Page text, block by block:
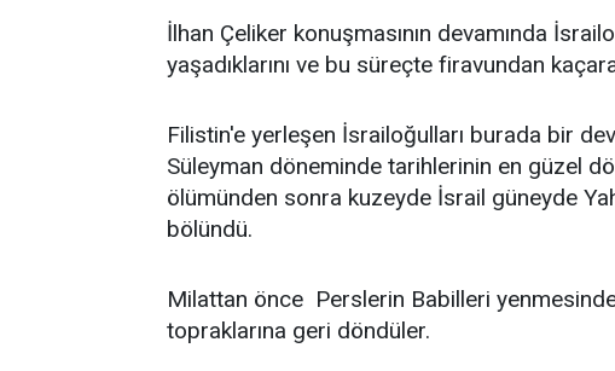
İlhan Çeliker konuşmasının devamında
yaşadıklarını ve bu süreçte firavundan
Filistin'e yerleşen İsrailoğulları burada bir
Süleyman döneminde tarihlerinin en güzel
ölümünden sonra kuzeyde İsrail güneyde
bölündü.
Milattan önce Perslerin Babilleri
topraklarına geri döndüler.